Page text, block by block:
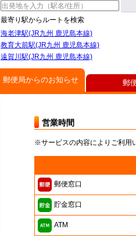
最寄り駅からルートを検索
海老津駅(JR九州 鹿児島本線)
教育大前駅(JR九州 鹿児島本線)
遠賀川駅(JR九州 鹿児島本線)
郵便局からのお知らせ
営業時間
※サービスの内容によりご利用
郵便窓口
貯金窓口
ATM
郵